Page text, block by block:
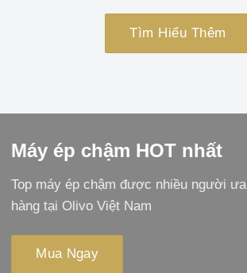
Tìm Hiểu Thêm
Máy ép chậm HOT nhất
Top máy ép chậm được nhiều người
hàng tại Olivo Việt Nam
Mua Ngay